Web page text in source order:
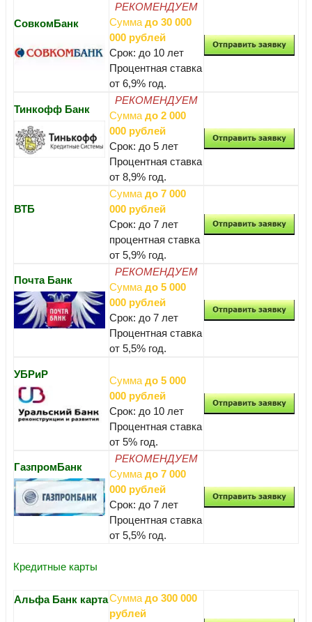
СовкомБанк
РЕКОМЕНДУЕМ
Сумма до 30 000
000 рублей
Срок: до 10 лет
Процентная ставка
от 6,9% год.
Тинкофф Банк
РЕКОМЕНДУЕМ
Сумма до 2 000
000 рублей
Срок: до 5 лет
Процентная ставка
от 8,9% год.
ВТБ
Сумма до 7 000
000 рублей
Срок: до 7 лет
процентная ставка
от 5,9% год.
Почта Банк
РЕКОМЕНДУЕМ
Сумма до 5 000
000 рублей
Срок: до 7 лет
Процентная ставка
от 5,5% год.
УБРиР
Сумма до 5 000
000 рублей
Срок: до 10 лет
Процентная ставка
от 5% год.
ГазпромБанк
РЕКОМЕНДУЕМ
Сумма до 7 000
000 рублей
Срок: до 7 лет
Процентная ставка
от 5,5% год.
Кредитные карты
Альфа Банк картаСумма до 300 000
рублей